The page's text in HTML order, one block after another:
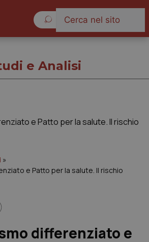
e Analisi
»
e Patto per la salute. Il rischio
differenziato e